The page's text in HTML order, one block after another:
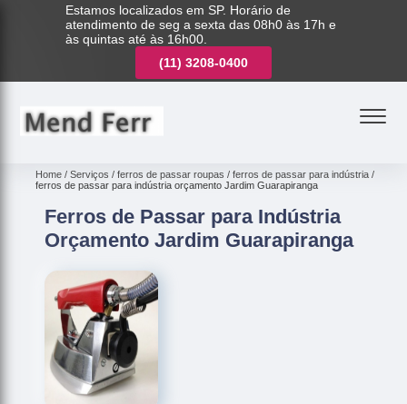
Estamos localizados em SP. Horário de
atendimento de seg a sexta das 08h0 às 17h e
às quintas até às 16h00.
(11) 3208-0400
Home Serviços ferros de passar roupas
ferros de passar para indústria
ferros de passar para indústria orçamento Jardim Guarapiranga
Ferros de Passar para Indústria
Orçamento Jardim Guarapiranga